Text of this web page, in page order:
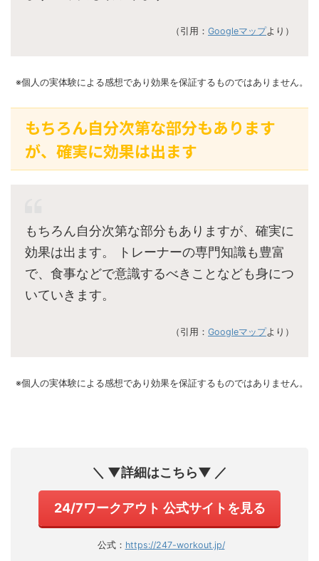
（引用： Googleマップより）
※個人の実体験による感想であり効果を保証するものではありません。
もちろん自分次第な部分もあります
が、確実に効果は出ます
もちろん自分次第な部分もありますが、確実に
効果は出ます。 トレーナーの専門知識も豊富
で、食事などで意識するべきことなども身につ
いていきます。
（引用： Googleマップより）
※個人の実体験による感想であり効果を保証するものではありません。
＼ ▼詳細はこちら▼ ／
24/7ワークアウト 公式サイトを見る
公式： https://247-workout.jp/